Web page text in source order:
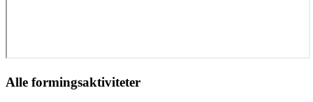
Alle formingsaktiviteter